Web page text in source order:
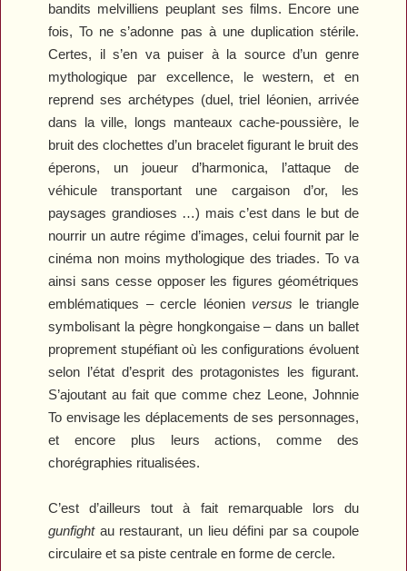
bandits melvilliens peuplant ses films. Encore une
fois, To ne s’adonne pas à une duplication stérile.
Certes, il s’en va puiser à la source d’un genre
mythologique par excellence, le western, et en
reprend ses archétypes (duel, triel léonien, arrivée
dans la ville, longs manteaux cache-poussière, le
bruit des clochettes d’un bracelet figurant le bruit des
éperons, un joueur d’harmonica, l’attaque de
véhicule transportant une cargaison d’or, les
paysages grandioses …) mais c’est dans le but de
nourrir un autre régime d’images, celui fournit par le
cinéma non moins mythologique des triades. To va
ainsi sans cesse opposer les figures géométriques
emblématiques – cercle léonien versus le triangle
symbolisant la pègre hongkongaise – dans un ballet
proprement stupéfiant où les configurations évoluent
selon l’état d’esprit des protagonistes les figurant.
S’ajoutant au fait que comme chez Leone, Johnnie
To envisage les déplacements de ses personnages,
et encore plus leurs actions, comme des
chorégraphies ritualisées.
C’est d’ailleurs tout à fait remarquable lors du
gunfightau restaurant, un lieu défini par sa coupole
circulaire et sa piste centrale en forme de cercle.